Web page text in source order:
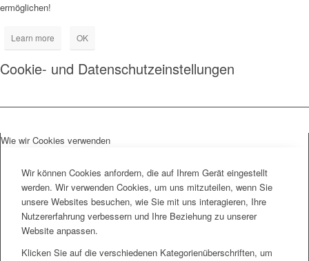
ermöglichen!
Learn more OK
Cookie- und Datenschutzeinstellungen
Wie wir Cookies verwenden
Wir können Cookies anfordern, die auf Ihrem Gerät eingestellt
werden. Wir verwenden Cookies, um uns mitzuteilen, wenn Sie
unsere Websites besuchen, wie Sie mit uns interagieren, Ihre
Nutzererfahrung verbessern und Ihre Beziehung zu unserer
Website anpassen.
Klicken Sie auf die verschiedenen Kategorienüberschriften, um